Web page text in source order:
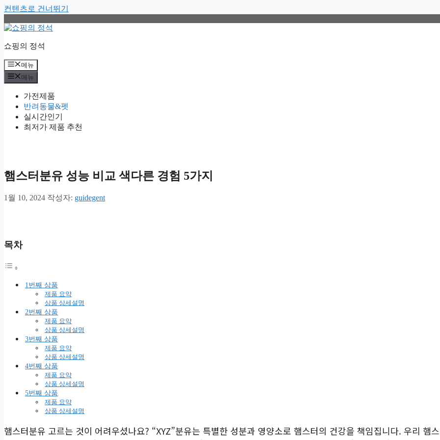
컨텐츠로 건너뛰기
쇼핑의 정석
메뉴
메뉴
가전제품
반려동물&펫
실시간인기
최저가 제품 추천
햄스터분유 성능 비교 색다른 경험 5가지
1월 10, 2024 작성자: guidegent
목차
1번째 상품
제품 요약
상품 상세설명
2번째 상품
제품 요약
상품 상세설명
3번째 상품
제품 요약
상품 상세설명
4번째 상품
제품 요약
상품 상세설명
5번째 상품
제품 요약
상품 상세설명
햄스터분유 고르는 것이 어려우셨나요? “XYZ”분유는 특별한 성분과 영양소로 햄스터의 건강을 책임집니다. 우리 햄